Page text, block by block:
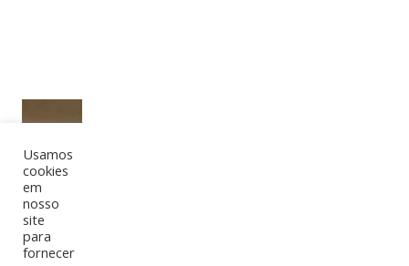
Usamos
cookies
em
nosso
site
para
fornecer